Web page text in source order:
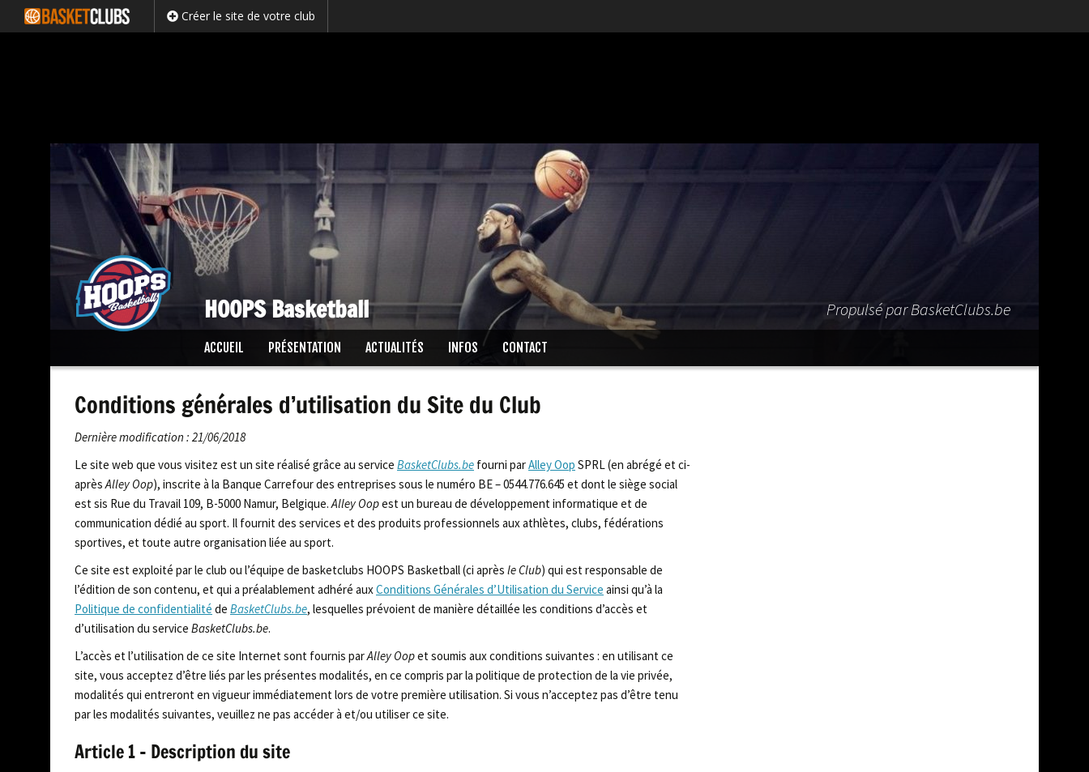
Créer le site de votre club
HOOPS Basketball Propulsé par BasketClubs.be
ACCUEIL PRÉSENTATION ACTUALITÉS INFOS CONTACT
Conditions générales d’utilisation du Site du Club
Dernière modification : 21/06/2018
Le site web que vous visitez est un site réalisé grâce au service BasketClubs.be fourni parAlley Oop SPRL (en abrégé et ci-
aprèsAlley Oop), inscrite à la Banque Carrefour des entreprises sous le numéro BE – 0544.776.645 et dont le siège social
est sis Rue du Travail 109, B-5000 Namur, Belgique.Alley Oopest un bureau de développement informatique et de
communication dédié au sport. Il fournit des services et des produits professionnels aux athlètes, clubs, fédérations
sportives, et toute autre organisation liée au sport.
Ce site est exploité par le club ou l’équipe de basketclubs HOOPS Basketball (ci après le Club) qui est responsable de
l’édition de son contenu, et qui a préalablement adhéré auxConditions Générales d’Utilisation du Service ainsi qu’à la
Politique de confidentialité de BasketClubs.be, lesquelles prévoient de manière détaillée les conditions d’accès et
d’utilisation du service BasketClubs.be.
L’accès et l’utilisation de ce site Internet sont fournis parAlley Oopet soumis aux conditions suivantes : en utilisant ce
site, vous acceptez d’être liés par les présentes modalités, en ce compris par la politique de protection de la vie privée,
modalités qui entreront en vigueur immédiatement lors de votre première utilisation. Si vous n’acceptez pas d’être tenu
par les modalités suivantes, veuillez ne pas accéder à et/ou utiliser ce site.
Article 1 – Description du site